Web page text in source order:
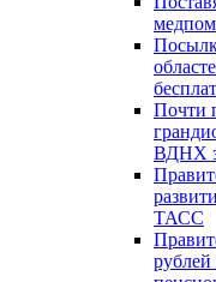
Почти
ВДНХ
ТАСС